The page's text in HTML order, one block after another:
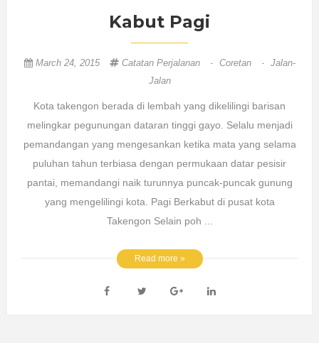
Kabut Pagi
March 24, 2015 Catatan Perjalanan - Coretan - Jalan-
Jalan
Kota takengon berada di lembah yang dikelilingi barisan
melingkar pegunungan dataran tinggi gayo. Selalu menjadi
pemandangan yang mengesankan ketika mata yang selama
puluhan tahun terbiasa dengan permukaan datar pesisir
pantai, memandangi naik turunnya puncak-puncak gunung
yang mengelilingi kota. Pagi Berkabut di pusat kota
Takengon Selain poh ...
Read more »